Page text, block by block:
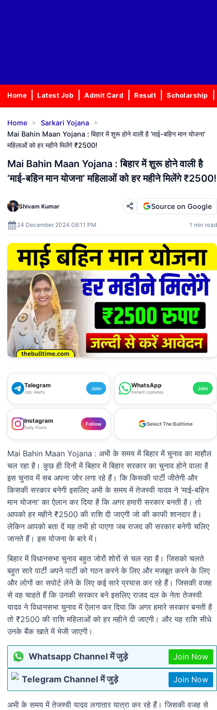
Home Latest Job Admit Card Result Scholarship
Home » Sarkari Yojana
»
Mai Bahin Maan Yojana : बिहार में शुरू होने वाली है ‘माई-बहिन मान योजना’
महिलाओं को हर महीने मिलेंगे ₹2500!
Mai Bahin Maan Yojana : बिहार में शुरू होने वाली है
‘माई-बहिन मान योजना’ महिलाओं को हर महीने मिलेंगे ₹2500!
Shivam Kumar
24 December 2024 08:11 PM 1 min read
Source on Google
Telegram
Job Alerts
Join WhatsApp
Instant Updates
Join
Instagram
Daily Posts
Follow Select The Bulltime
Mai Bahin Maan Yojana : अभी के समय में बिहार में चुनाव का माहौल
चल रहा है। कुछ ही दिनों में बिहार में बिहार सरकार का चुनाव होने वाला है
इस चुनाव में सब अपना जोर लगा रहे हैं। कि किसकी पार्टी जीतेगी और
किसकी सरकार बनेगी इसलिए अभी के समय में तेजस्वी यादव ने ‘माई-बहिन
मान योजना’ का ऐलान कर दिया है कि अगर हमारी सरकार बनती है। तो
आपको हर महीने ₹2500 की राशि दी जाएगी जो की काफी शानदार है।
लेकिन आपको बता दें यह तभी हो पाएगा जब राजद की सरकार बनेगी चलिए
जानते हैं। इस योजना के बारे में।
बिहार में विधानसभा चुनाव बहुत जोरों शोरों से चल रहा है। जिसको चलते
बहुत सारे पार्टी अपने पार्टी को गठन करने के लिए और मजबूत करने के लिए
और लोगों का सपोर्ट लेने के लिए कई सारे प्रयास कर रहे हैं। जिसकी वजह
से वह चाहते हैं कि उनकी सरकार बने इसलिए राजद दल के नेता तेजस्वी
यादव ने विधानसभा चुनाव में ऐलान कर दिया कि अगर हमारे सरकार बनती है
तो ₹2500 की राशि महिलाओं को हर महीने दी जाएगी। और यह राशि सीधे
उनके बैंक खाते में भेजी जाएगी।
Whatsapp Channel में जुड़े Join Now
Telegram Channel में जुड़े Join Now
अभी के समय में तेजस्वी यादव लगातार यात्रा कर रहे हैं। जिसकी वजह से